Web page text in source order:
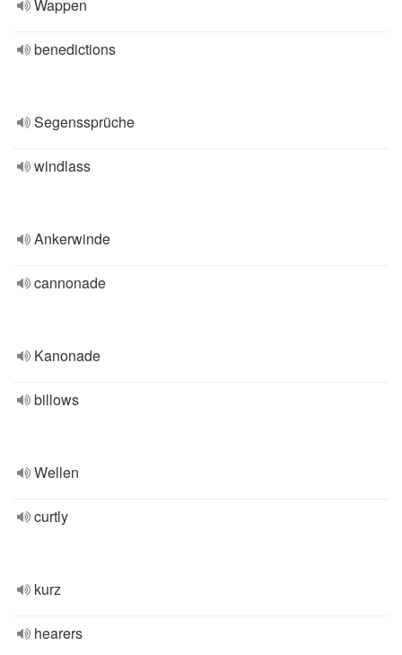
Wappen
benedictions
Segenssprüche
windlass
Ankerwinde
cannonade
Kanonade
billows
Wellen
curtly
kurz
hearers